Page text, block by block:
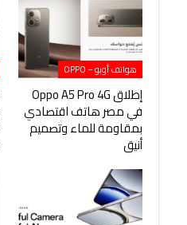
هواتف أوبو – OPPO
إطلاق Oppo A5 Pro 4G
في مصر هاتف اقتصادي
بمقاومة للماء وتصميم
أنيق